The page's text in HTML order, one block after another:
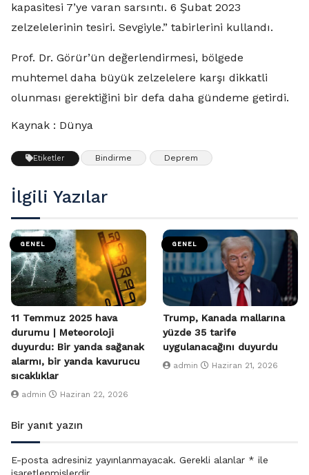
kapasitesi 7’ye varan sarsıntı. 6 Şubat 2023
zelzelelerinin tesiri. Sevgiyle.” tabirlerini kullandı.
Prof. Dr. Görür’ün değerlendirmesi, bölgede
muhtemel daha büyük zelzelelere karşı dikkatli
olunması gerektiğini bir defa daha gündeme getirdi.
Kaynak : Dünya
Etiketler Bindirme Deprem
İlgili Yazılar
GENEL
11 Temmuz 2025 hava
durumu | Meteoroloji
duyurdu: Bir yanda sağanak
alarmı, bir yanda kavurucu
sıcaklıklar
admin Haziran 22, 2026
GENEL
Trump, Kanada mallarına
yüzde 35 tarife
uygulanacağını duyurdu
admin Haziran 21, 2026
Bir yanıt yazın
E-posta adresiniz yayınlanmayacak. Gerekli alanlar * ile